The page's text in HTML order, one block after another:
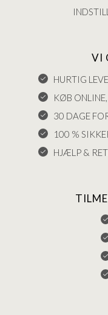
VI
HURTIG
KØB
30 DAGE
100 %
HJÆLP &